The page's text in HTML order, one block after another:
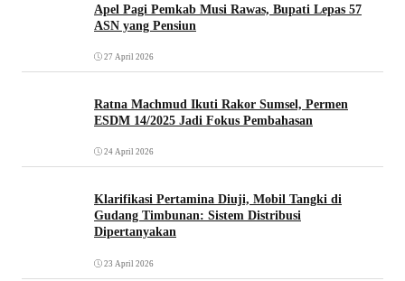
Apel Pagi Pemkab Musi Rawas, Bupati Lepas 57
ASN yang Pensiun
27 April 2026
Ratna Machmud Ikuti Rakor Sumsel, Permen
ESDM 14/2025 Jadi Fokus Pembahasan
24 April 2026
Klarifikasi Pertamina Diuji, Mobil Tangki di
Gudang Timbunan: Sistem Distribusi
Dipertanyakan
23 April 2026